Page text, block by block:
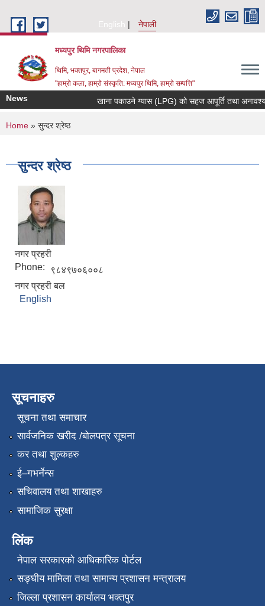
English
नेपाली
मध्यपुर थिमि नगरपालिका
थिमि, भक्तपुर, बागमती प्रदेश, नेपाल
"हाम्रो कला, हाम्रो संस्कृति: मध्यपुर थिमि, हाम्रो सम्पत्ति"
News खाना पकाउने ग्यास (LPG) को सहज आपूर्ति तथा
You are here
Home » सुन्दर श्रेष्ठ
सुन्दर श्रेष्ठ
नगर प्रहरी
Phone:
९८४९७०६००८
नगर प्रहरी बल
English
सूचनाहरु
सूचना तथा समाचार
सार्वजनिक खरीद /बोलपत्र सूचना
कर तथा शुल्कहरु
ई–गभर्नेन्स
सचिवालय तथा शाखाहरु
सामाजिक सुरक्षा
लिंक
नेपाल सरकारको आधिकारिक पोर्टल
सङ्‍घीय मामिला तथा सामान्य प्रशासन मन्त्रालय
जिल्ला प्रशासन कार्यालय भक्तपुर